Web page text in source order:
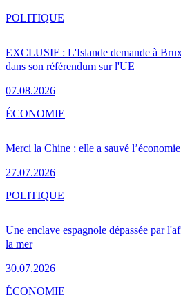
EXCLUSIF : L'Islande demande à
dans son référendum sur l'UE
07.08.2026
POLITIQUE
Merci la Chine : elle a sauvé
27.07.2026
ÉCONOMIE
Une enclave espagnole dépassée par
la mer
30.07.2026
POLITIQUE
ÉCONOMIE